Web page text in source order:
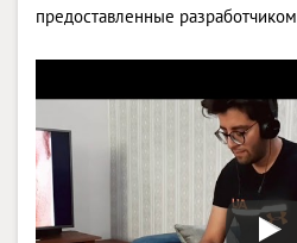
предоставленные